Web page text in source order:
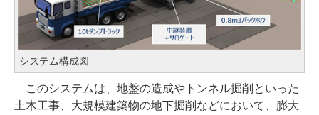
システム構成図
このシステムは、地盤の造成やトンネル掘削といった
土木工事、大規模建築物の地下掘削などにおいて、膨大